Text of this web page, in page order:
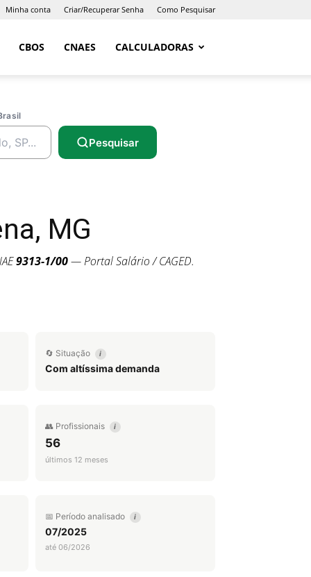
Minha conta Criar/Recuperar Senha Como Pesquisar
CBOS CNAES CALCULADORAS
Pesquisar
MG
9313-1/00— Portal Salário / CAGED.
🔄 Situação i
Com altíssima demanda
👥 Profissionais i
56
últimos 12 meses
📅 Período analisado i
07/2025
até 06/2026